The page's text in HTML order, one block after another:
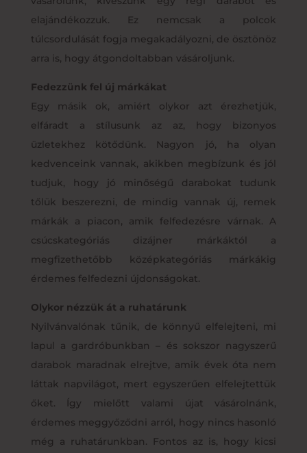
elajándékozzuk. Ez nemcsak a polcok
túlcsordulását fogja megakadályozni, de ösztönöz
arra is, hogy átgondoltabban vásároljunk.
Fedezzünk fel új márkákat
Egy másik ok, amiért olykor azt érezhetjük,
elfáradt a stílusunk az az, hogy bizonyos
üzletekhez kötődünk. Nagyon jó, ha olyan
kedvenceink vannak, akikben megbízunk és jól
tudjuk, hogy jó minőségű darabokat tudunk
tőlük beszerezni, de mindig vannak új, remek
márkák a piacon, amik felfedezésre várnak. A
csúcskategóriás dizájner márkáktól a
megfizethetőbb középkategóriás márkákig
érdemes felfedezni újdonságokat.
Olykor nézzük át a ruhatárunk
Nyilvánvalónak tűnik, de könnyű elfelejteni, mi
lapul a gardróbunkban – és sokszor nagyszerű
darabok maradnak elrejtve, amik évek óta nem
láttak napvilágot, mert egyszerűen elfelejtettük
őket. Így mielőtt valami újat vásárolnánk,
érdemes meggyőződni arról, hogy nincs hasonló
még a ruhatárunkban. Fontos az is, hogy kicsi